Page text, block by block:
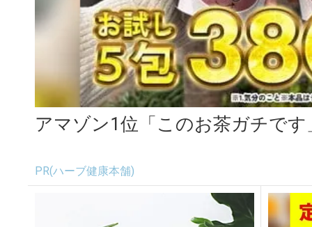
アマゾン1位「このお茶ガチです
PR(ハーブ健康本舗)